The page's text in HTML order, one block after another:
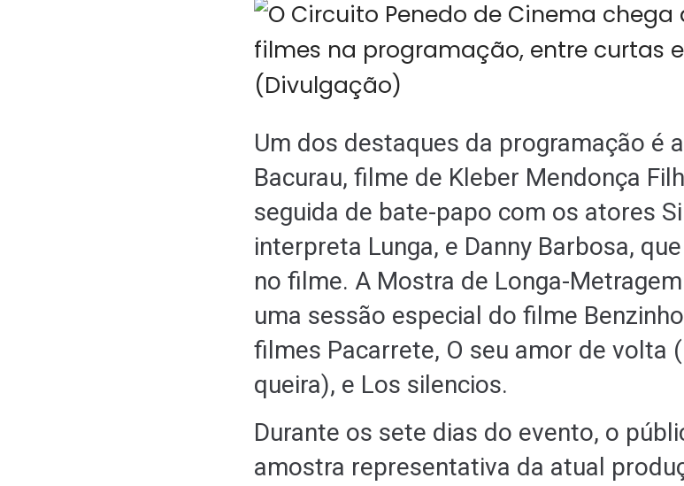
Um dos destaques da programação é
Bacurau, filme de Kleber Mendonça
seguida de bate-papo com os atores
interpreta Lunga, e Danny Barbosa,
no filme. A Mostra de Longa-
uma sessão especial do filme
filmes Pacarrete, O seu amor de volta
queira), e Los silencios.
Durante os sete dias do evento, o
amostra representativa da atual